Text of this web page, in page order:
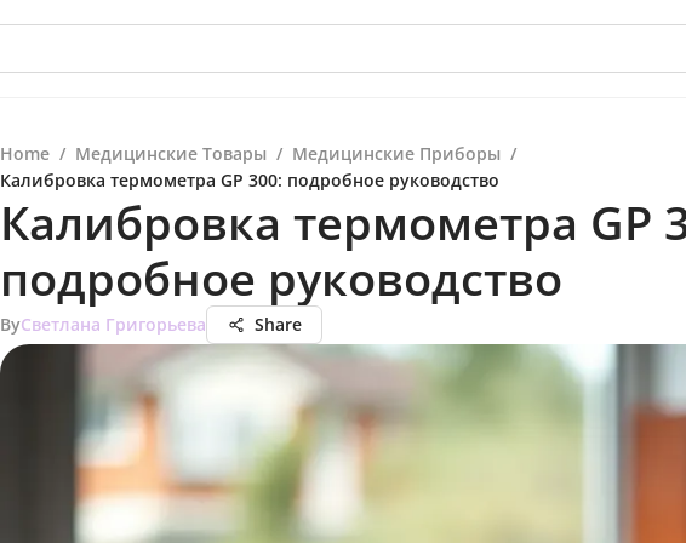
Home / Медицинские Товары / Медицинские Приборы /
Калибровка термометра GP 300: подробное руководство
Калибровка термометра GP
подробное руководство
ByСветлана Григорьева Share